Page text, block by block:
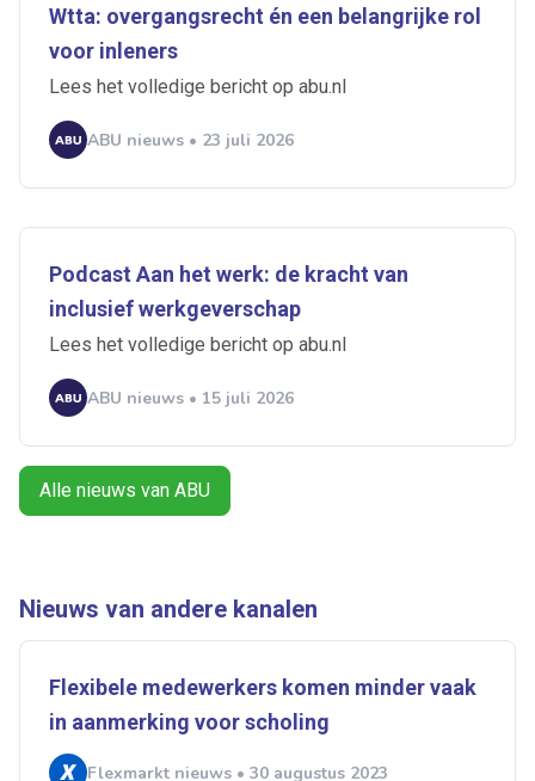
Wtta: overgangsrecht én een belangrijke rol
voor inleners
Lees het volledige bericht op abu.nl
ABU nieuws • 23 juli 2026
Podcast Aan het werk: de kracht van
inclusief werkgeverschap
Lees het volledige bericht op abu.nl
ABU nieuws • 15 juli 2026
Alle nieuws van ABU
Nieuws van andere kanalen
Flexibele medewerkers komen minder vaak
in aanmerking voor scholing
Flexmarkt nieuws • 30 augustus 2023
je mailbox
Alerts ontvangen
Artikelen zoeken
Flexmarkt Flexnieuws
Normering Arbeid
ZiPconomy